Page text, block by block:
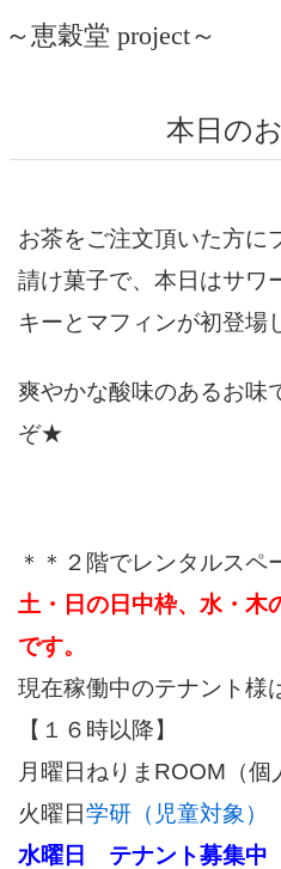
～恵穀堂 project～
本日の
お茶をご注文頂いた方に
請け菓子で、本日はサワ
キーとマフィンが初登場
爽やかな酸味のあるお味
ぞ★
＊＊２階でレンタルスペ
土・日の日中枠、水・木
です。
現在稼働中のテナント様
【１６時以降】
月曜日ねりまROOM（個
火曜日学研（児童対象）
水曜日 テナント募集中